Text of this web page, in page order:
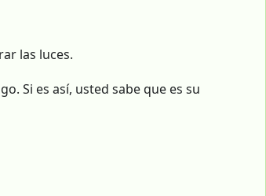
las luces.
Si es así, usted sabe que es su